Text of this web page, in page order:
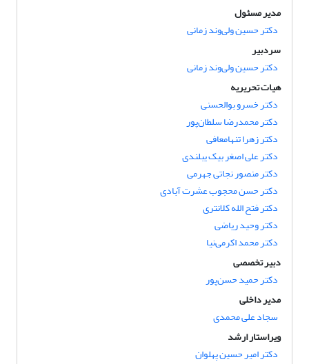
مدیر مسئول
دکتر حسین ولی‌وند زمانی
سردبیر
دکتر حسین ولی‌وند زمانی
هیات تحریریه
دکتر خسرو بوالحسنی
دکتر محمدرضا سلطان‌پور
دکتر زهرا تنهامعافی
دکتر علی اصغر بیک یبلندی
دکتر منصور نجاتی جهرمی
دکتر حسن محجوب عشرت آبادی
دکتر فتح الله کلانتری
دکتر وحید ریاضی
دکتر محمد اکرمی‌نیا
دبیر تخصصی
دکتر حمید حسن‌پور
مدیر داخلی
سجاد علی محمدی
ویراستار ارشد
دکتر امیر حسین پهلوان